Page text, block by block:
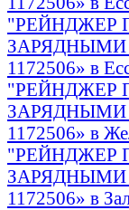
"РЕЙНДЖЕР
1172506» в
"РЕЙНДЖЕР
1172506» в
"РЕЙНДЖЕР
1172506» в